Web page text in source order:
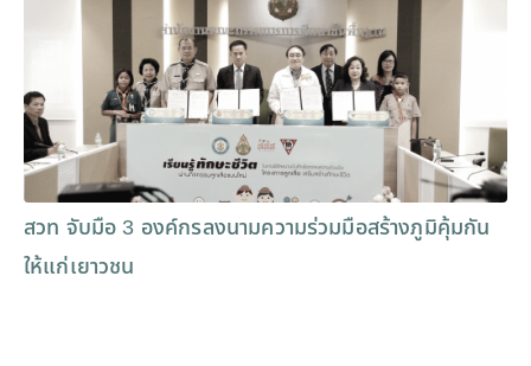
สวท จับมือ 3 องค์กรลงนามความร่วมมือสร้างภูมิคุ้มกัน
ให้แก่เยาวชน